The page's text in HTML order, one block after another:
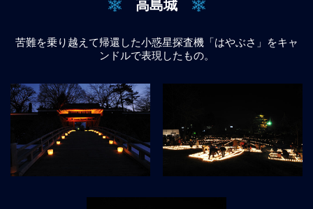
高島城
苦難を乗り越えて帰還した小惑星探査機「はやぶさ」をキャ
ンドルで表現したもの。